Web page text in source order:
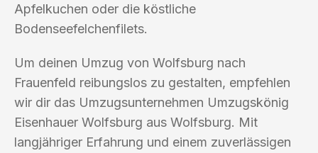
Apfelkuchen oder die köstliche
Bodenseefelchenfilets.
Um deinen Umzug von Wolfsburg nach
Frauenfeld reibungslos zu gestalten, empfehlen
wir dir das Umzugsunternehmen Umzugskönig
Eisenhauer Wolfsburg aus Wolfsburg. Mit
langjähriger Erfahrung und einem zuverlässigen